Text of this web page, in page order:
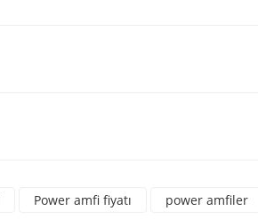
Yorum Yaz
Power amfi fiyatı power amfiler